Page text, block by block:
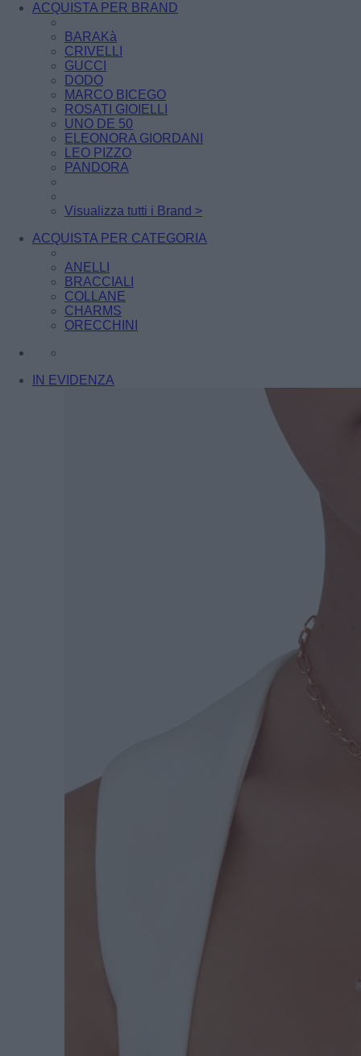
ACQUISTA PER BRAND
BARAKà
CRIVELLI
GUCCI
DODO
MARCO BICEGO
ROSATI GIOIELLI
UNO DE 50
ELEONORA GIORDANI
LEO PIZZO
PANDORA
Visualizza tutti i Brand >
ACQUISTA PER CATEGORIA
ANELLI
BRACCIALI
COLLANE
CHARMS
ORECCHINI
IN EVIDENZA